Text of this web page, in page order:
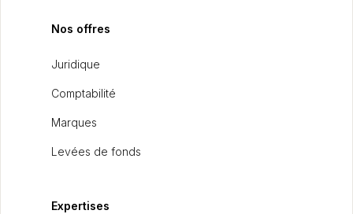
Nos offres
Juridique
Comptabilité
Marques
Levées de fonds
Expertises